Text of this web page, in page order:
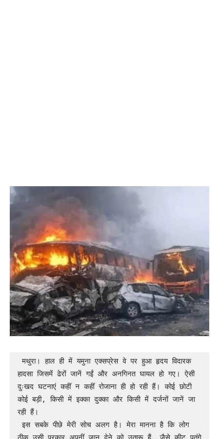
मथुरा। हाल ही में यमुना एक्सप्रेस वे पर हुआ हृदय विदारक
हादसा जिसमें ढेरों जानें गईं और अनगिनत घायल हो गए। ऐसी
दुःखद घटनाएं कहीं न कहीं रोजाना ही हो रही हैं। कोई छोटी
कोई बड़ी, किसी में इक्का दुक्का और किसी में दर्जनों जानें जा
रही हैं।
इस सबके पीछे मेरी सोच अलग है। मेरा मानना है कि लोग